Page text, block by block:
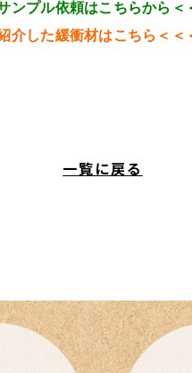
ンプル依頼はこちらから＜
介した緩衝材はこちら＜＜
一覧に戻る